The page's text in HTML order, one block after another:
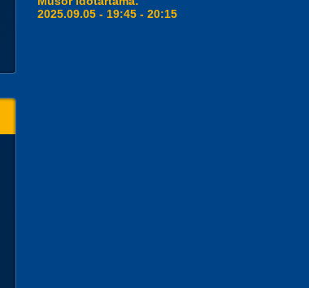
2025.09.05 - 19:45 - 20:15